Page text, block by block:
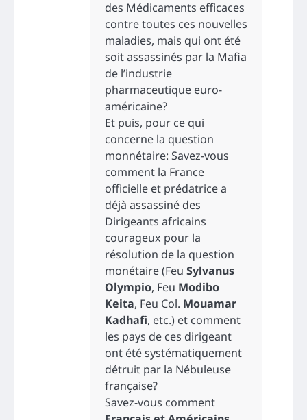
des Médicaments efficaces
contre toutes ces nouvelles
maladies, mais qui ont été
soit assassinés par la Mafia
de l’industrie
pharmaceutique euro-
américaine?
Et puis, pour ce qui
concerne la question
monnétaire: Savez-vous
comment la France
officielle et prédatrice a
déjà assassiné des
Dirigeants africains
courageux pour la
résolution de la question
monétaire (Feu Sylvanus
Olympio, Feu Modibo
Keita, Feu Col. Mouamar
Kadhafi, etc.) et comment
les pays de ces dirigeant
ont été systématiquement
détruit par la Nébuleuse
française?
Savez-vous comment